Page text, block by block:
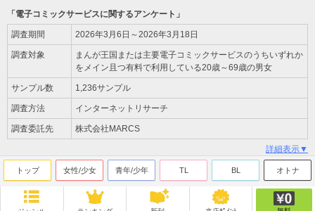
「電子コミックサービスに関するアンケート」
調査期間 2026年3月6日～2026年3月18日
調査対象
まんが王国または主要電子コミックサービスのうちいずれか
をメイン且つ有料で利用している20歳～69歳の男女
サンプル数 1,236サンプル
調査方法 インターネットリサーチ
調査委託先 株式会社MARCS
詳細表示▼
トップ 女性/少女 青年/少年 TL BL オトナ